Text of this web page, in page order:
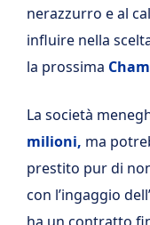
nerazzurro e al
influire nella
la prossima
La società
milioni, ma
prestito pur di
con l’ingaggio